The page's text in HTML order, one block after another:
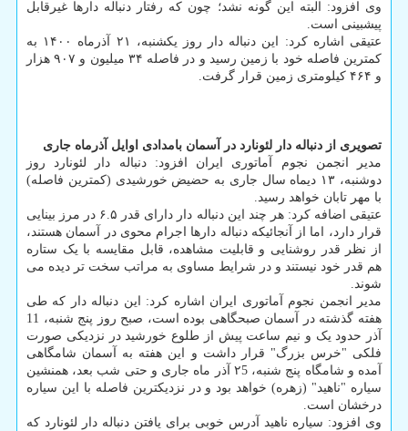
وی افزود: البته این گونه نشد؛ چون که رفتار دنباله دارها غیرقابل
پیشبینی است.
عتیقی اشاره کرد: این دنباله دار روز یکشنبه، ۲۱ آذرماه ۱۴۰۰ به
کمترین فاصله خود با زمین رسید و در فاصله ۳۴ میلیون و ۹۰۷ هزار
و ۴۶۴ کیلومتری زمین قرار گرفت.
تصویری از دنباله دار لئونارد در آسمان بامدادی اوایل آذرماه جاری
مدیر انجمن نجوم آماتوری ایران افزود: دنباله دار لئونارد روز
دوشنبه، ۱۳ دیماه سال جاری به حضیض خورشیدی (کمترین فاصله)
با مهر تابان خواهد رسید.
عتیقی اضافه کرد: هر چند این دنباله دار دارای قدر ۶.۵ در مرز بینایی
قرار دارد، اما از آنجائیکه دنباله دارها اجرام محوی در آسمان هستند،
از نظر قدر روشنایی و قابلیت مشاهده، قابل مقایسه با یک ستاره
هم قدر خود نیستند و در شرایط مساوی به مراتب سخت تر دیده می
شوند.
مدیر انجمن نجوم آماتوری ایران اشاره کرد: این دنباله دار که طی
هفته گذشته در آسمان صبحگاهی بوده است، صبح روز پنج شنبه، 11
آذر حدود یک و نیم ساعت پیش از طلوع خورشید در نزدیکی صورت
فلکی "خرس بزرگ" قرار داشت و این هفته به آسمان شامگاهی
آمده و شامگاه پنج شنبه، ۲5 آذر ماه جاری و حتی شب بعد، همنشین
سیاره "ناهید" (زهره) خواهد بود و در نزدیکترین فاصله با این سیاره
درخشان است.
وی افزود: سیاره ناهید آدرس خوبی برای یافتن دنباله دار لئونارد که